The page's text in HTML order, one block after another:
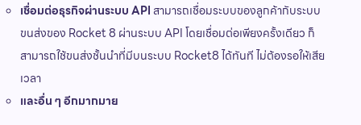
เชื่อมต่อธุรกิจผ่านระบบ API สามารถเชื่อมระบบของลูกค้ากับระบบ
ขนส่งของ Rocket 8 ผ่านระบบ API โดยเชื่อมต่อเพียงครั้งเดียว ก็
สามารถใช้ขนส่งชั้นนำที่มีบนระบบ Rocket8 ได้ทันที ไม่ต้องรอให้เสีย
เวลา
และอื่น ๆ อีกมากมาย